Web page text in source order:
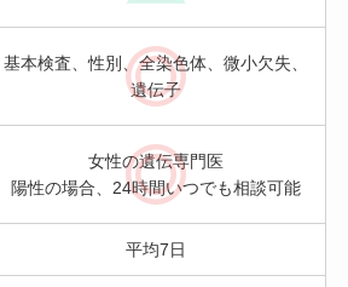
基本検査、性別、全染色体、微小欠失、
遺伝子
女性の遺伝専門医
陽性の場合、24時間いつでも相談可能
平均7日